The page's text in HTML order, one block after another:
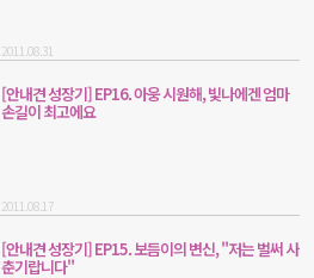
2011.08.31
[안내견 성장기] EP16. 아웅 시원해, 빛나에겐 엄마
손길이 최고에요
2011.08.17
[안내견 성장기] EP15. 보듬이의 변신, "저는 벌써 사
춘기랍니다"